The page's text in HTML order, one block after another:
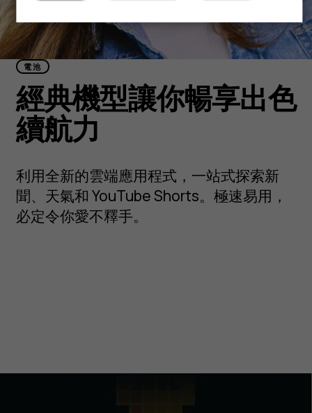
電池
經典機型讓你暢享出色
續航力
利用全新的雲端應用程式，一站式探索新
聞、天氣和 YouTube Shorts。極速易用，
必定令你愛不釋手。